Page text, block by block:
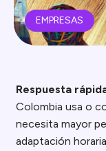
EMPRESAS
Respuesta
Colombia usa o
necesita mayor
adaptación